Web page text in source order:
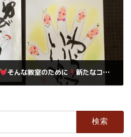
そんな教室のために 新たなコース誕生しました♪